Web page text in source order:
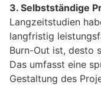
3. Selbstständige
Langzeitstudien
langfristig
Burn-Out ist, desto
Das umfasst eine
Gestaltung des